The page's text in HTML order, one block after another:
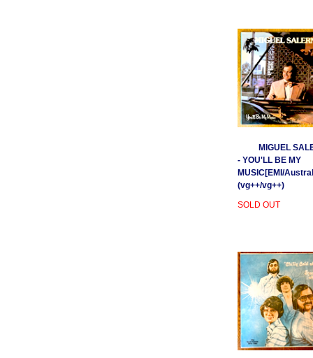
MIGUEL
- YOU'LL BE MY
MUSIC[EMI/
(vg++/vg++)
SOLD OUT